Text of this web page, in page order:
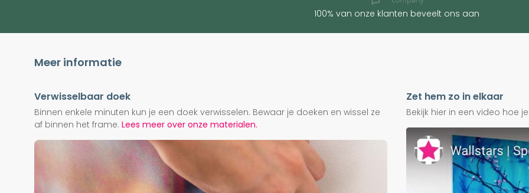
100% van onze klanten beveelt ons aan
Meer informatie
Verwisselbaar doek
Binnen enkele minuten kun je een doek verwisselen. Bewaar je doeken en wissel ze
af binnen het frame. Lees meer over onze materialen.
Zet hem zo in elkaar
Bekijk hier in een video hoe